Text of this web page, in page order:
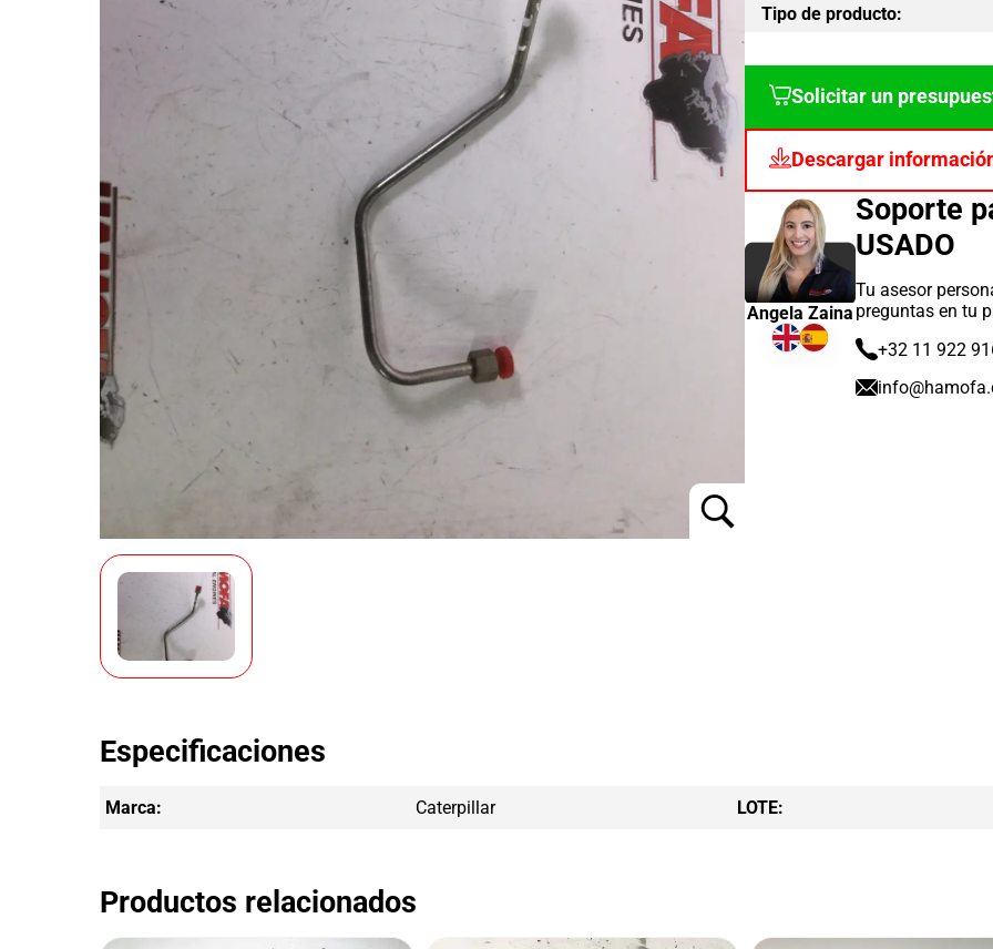
Tipo de producto:
Solicitar un
Descargar
Soporte
USADO
Tu asesor
preguntas en tu
+32 11 922
Angela Zaina
Especificaciones
Marca: Caterpillar LOTE:
Productos relacionados